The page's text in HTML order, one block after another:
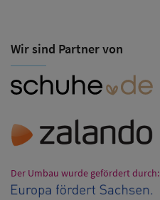
Wir sind Partner von
Der Umbau wurde gefördert durch: